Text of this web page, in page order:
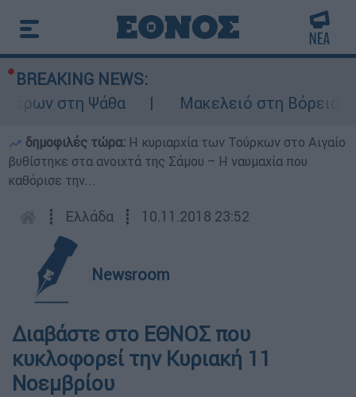
BREAKING NEWS:
στη Ψάθα
Μακελειό στη Βόρεια
δημοφιλές τώρα: Η κυριαρχία των Τούρκων στο Αιγαίο
βυθίστηκε στα ανοιχτά της Σάμου – Η ναυμαχία που
καθόρισε την...
┋ Ελλάδα ┋ 10.11.2018 23:52
Newsroom
Διαβάστε στο ΕΘΝΟΣ που
κυκλοφορεί την Κυριακή 11
Νοεμβρίου